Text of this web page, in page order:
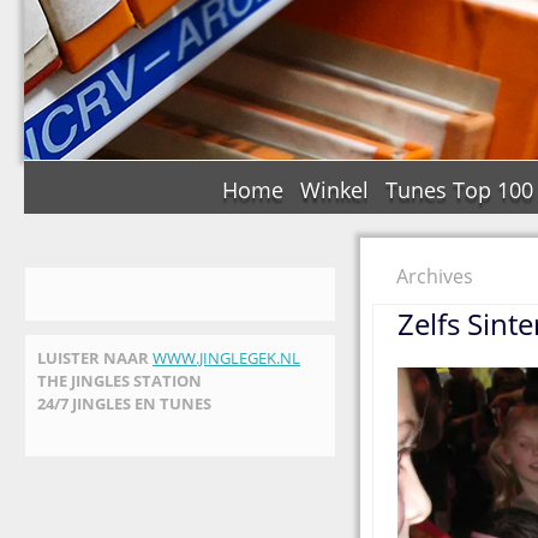
Home Winkel Tunes Top 100
LUISTER NAAR WWW.JINGLEGEK.NL
THE JINGLES STATION
24/7 JINGLES EN TUNES
Archives
Zelfs